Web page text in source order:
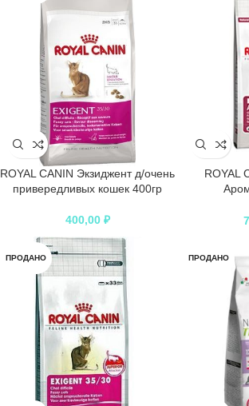
ROYAL CANIN Экзиджент д/очень
привередливых кошек 400гр
400,00 ₽
ROYAL
ПРОДАНО ПРОДАНО